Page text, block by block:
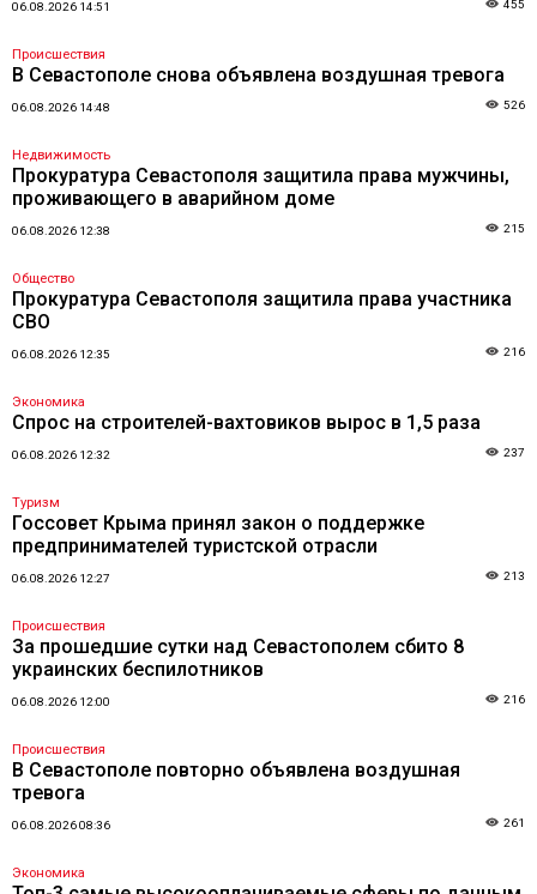
06.08.2026 14:51 455
Происшествия
В Севастополе снова объявлена воздушная тревога
06.08.2026 14:48 526
Недвижимость
Прокуратура Севастополя защитила права мужчины,
проживающего в аварийном доме
06.08.2026 12:38 215
Общество
Прокуратура Севастополя защитила права участника
СВО
06.08.2026 12:35 216
Экономика
Спрос на строителей-вахтовиков вырос в 1,5 раза
06.08.2026 12:32 237
Туризм
Госсовет Крыма принял закон о поддержке
предпринимателей туристской отрасли
06.08.2026 12:27 213
Происшествия
За прошедшие сутки над Севастополем сбито 8
украинских беспилотников
06.08.2026 12:00 216
Происшествия
В Севастополе повторно объявлена воздушная
тревога
06.08.2026 08:36 261
Экономика